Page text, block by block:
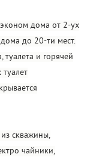
дома от 2-ух
до 20-ти мест.
и горячей
скважины,
чайники,